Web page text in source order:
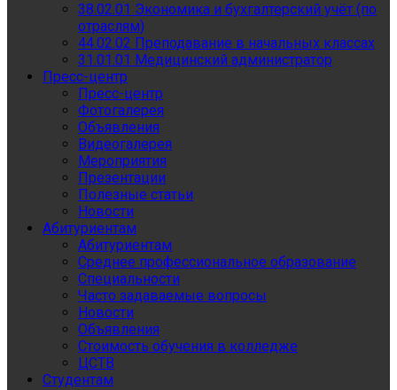
38.02.01 Экономика и бухгалтерский учёт (по
отраслям)
44.02.02 Преподавание в начальных классах
31.01.01 Медицинский администратор
Пресс-центр
Пресс-центр
Фотогалерея
Объявления
Видеогалерея
Мероприятия
Презентации
Полезные статьи
Новости
Абитуриентам
Абитуриентам
Среднее профессиональное образование
Специальности
Часто задаваемые вопросы
Новости
Объявления
Стоимость обучения в колледже
ЦСТВ
Студентам